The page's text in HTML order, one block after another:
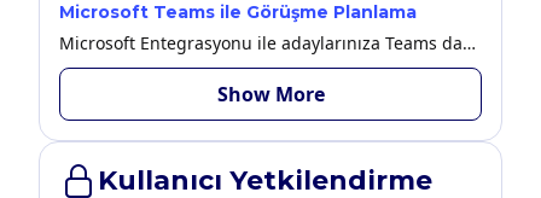
Microsoft Teams ile Görüşme Planlama
Microsoft Entegrasyonu ile adaylarınıza Teams daveti paylaşabilirsiniz.
Show More
Kullanıcı Yetkilendirme